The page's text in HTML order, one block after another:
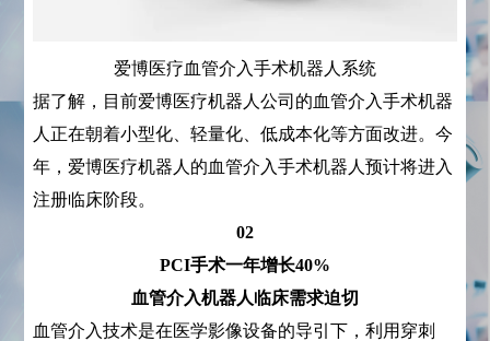
爱博医疗血管介入手术机器人系统
据了解，目前爱博医疗机器人公司的血管介入手术机器
人正在朝着小型化、轻量化、低成本化等方面改进。今
年，爱博医疗机器人的血管介入手术机器人预计将进入
注册临床阶段。
02
PCI手术一年增长40%
血管介入机器人临床需求迫切
血管介入技术是在医学影像设备的导引下，利用穿刺